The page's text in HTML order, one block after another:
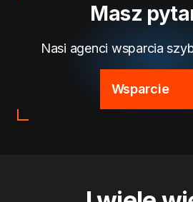
Masz
Nasi agenci wsparcia
Wsparcie